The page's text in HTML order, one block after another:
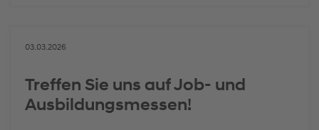
03.03.2026
Treffen Sie uns auf Job- und
Ausbildungsmessen!